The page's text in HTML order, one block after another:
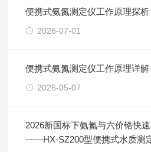
便携式氨氮测定仪工作原理探析
2026-07-01
便携式氨氮测定仪工作原理详解
2026-05-07
2026新国标下氨氮与六价铬快
——HX-SZ200型便携式水质测